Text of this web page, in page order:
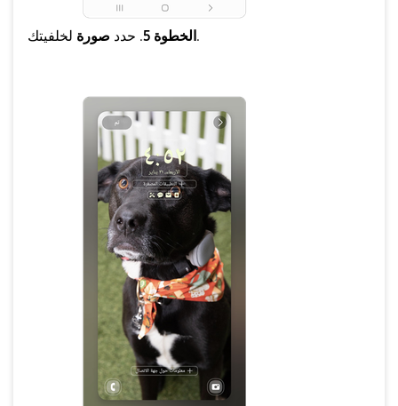
الخطوة 5 . حدد صورة لخلفيتك.